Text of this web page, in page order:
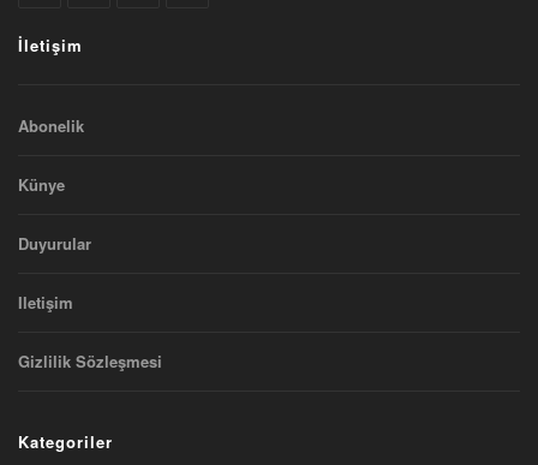
İletişim
Abonelik
Künye
Duyurular
Iletişim
Gizlilik Sözleşmesi
Kategoriler